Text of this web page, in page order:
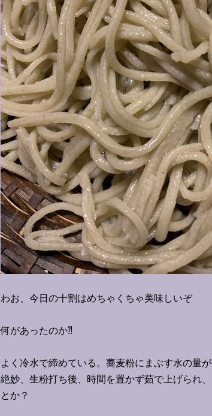
わお、今日の十割はめちゃくちゃ美味しいぞ
何があったのか⁈
よく冷水で締めている。蕎麦粉にまぶす水の量が
絶妙、生粉打ち後、 時間を置かず茹で上げられ、
とか？